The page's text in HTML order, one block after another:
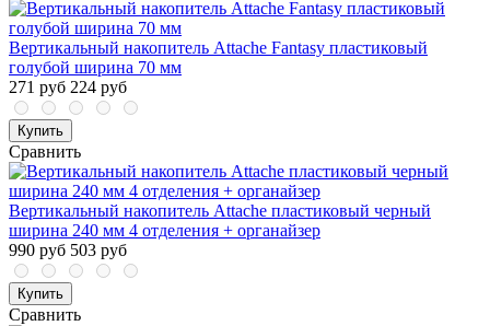
Вертикальный накопитель Attache Fantasy пластиковый
голубой ширина 70 мм
271 руб 224 руб
Купить
Сравнить
Вертикальный накопитель Attache пластиковый черный
ширина 240 мм 4 отделения + органайзер
990 руб 503 руб
Купить
Сравнить